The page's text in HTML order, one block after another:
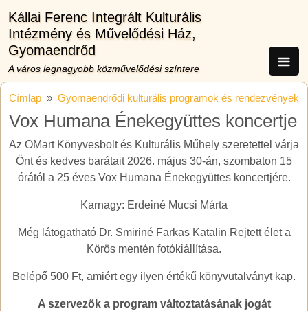
Kállai Ferenc Integrált Kulturális
Intézmény és Művelődési Ház,
Gyomaendrőd
A város legnagyobb közművelődési színtere
Címlap Gyomaendrődi kulturális programok és rendezvények
Vox Humana Énekegyüttes koncertje
Az OMart Könyvesbolt és Kulturális Műhely szeretettel várja
Önt és kedves barátait 2026. május 30-án, szombaton 15
órától a 25 éves Vox Humana Énekegyüttes koncertjére.
Karnagy: Erdeiné Mucsi Márta
Még látogatható Dr. Smiriné Farkas Katalin Rejtett élet a
Körös mentén fotókiállítása.
Belépő 500 Ft, amiért egy ilyen értékű könyvutalványt kap.
A szervezők a program változtatásának jogát